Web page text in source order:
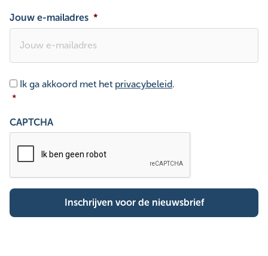
Jouw e-mailadres *
Toestemming *
Ik ga akkoord met het privacybeleid.
*
CAPTCHA